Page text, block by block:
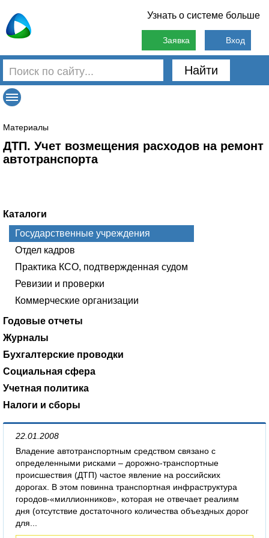
Узнать о системе больше
Заявка Вход
Найти
Материалы
ДТП. Учет возмещения расходов на ремонт
автотранспорта
Каталоги
Государственные учреждения
Отдел кадров
Практика КСО, подтвержденная судом
Ревизии и проверки
Коммерческие организации
Годовые отчеты
Журналы
Бухгалтерские проводки
Социальная сфера
Учетная политика
Налоги и сборы
22.01.2008
Владение автотранспортным средством связано с
определенными рисками – дорожно-транспортные
происшествия (ДТП) частое явление на российских
дорогах. В этом повинна транспортная инфраструктура
городов-«миллионников», которая не отвечает реалиям
дня (отсутствие достаточного количества объездных дорог
для...